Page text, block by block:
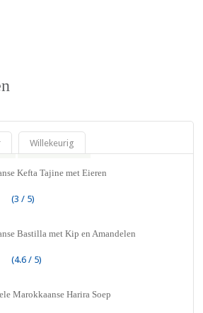
Willekeurig
Kefta Tajine met Eieren
(3 / 5)
Bastilla met Kip en Amandelen
(4.6 / 5)
Marokkaanse Harira Soep